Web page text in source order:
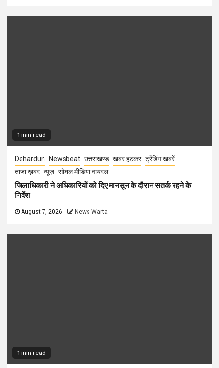
1 min read
Dehardun Newsbeat उत्तराखण्ड खबर हटकर ट्रेंडिंग खबरें
ताज़ा ख़बर न्यूज़ सोशल मीडिया वायरल
जिलाधिकारी ने अधिकारियों को दिए मानसून के दौरान सतर्क रहने के
निर्देश
August 7, 2026 News Warta
1 min read